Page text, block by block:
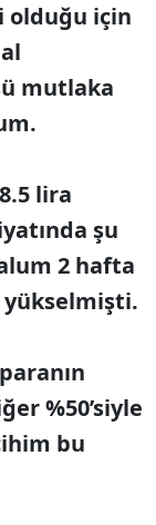
olduğu için
mutlaka
lira
şu
2 hafta
yükselmişti.
%50’siyle
bu